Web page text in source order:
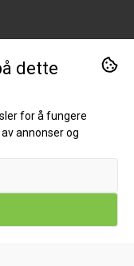
dette
for å fungere
annonser og